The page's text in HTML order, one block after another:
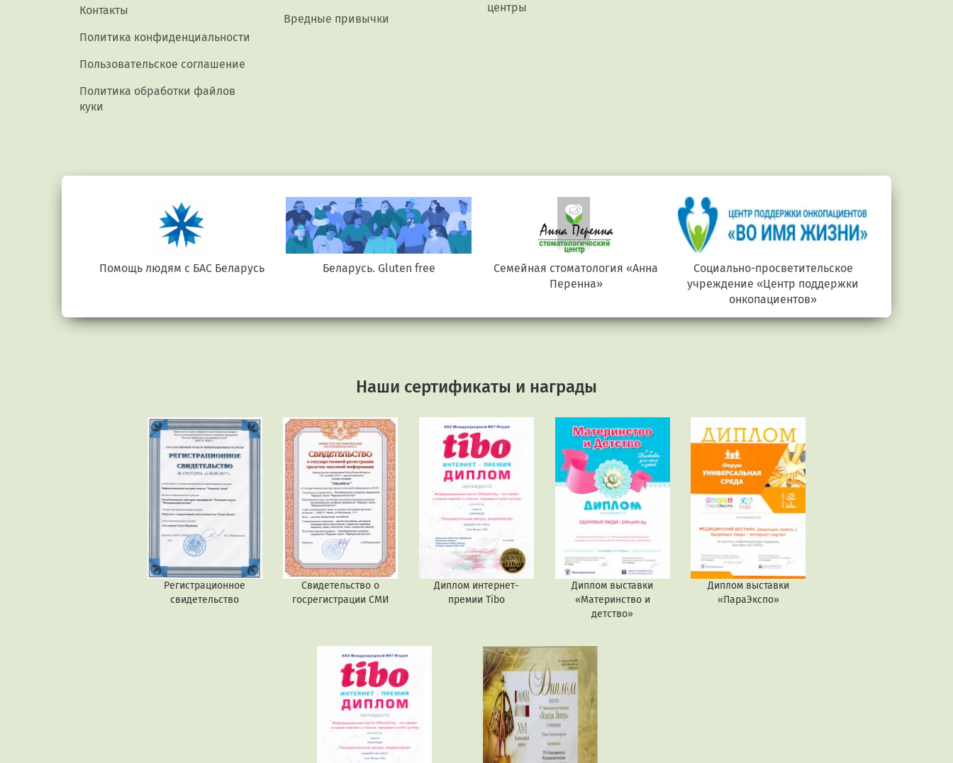
Контакты
Политика конфиденциальности
Пользовательское соглашение
Политика обработки файлов
куки
Вредные привычки
центры
Помощь людям с БАС Беларусь Беларусь. Gluten free
Семейная стоматология «Анна
Перенна»
Социально-просветительское
учреждение «Центр поддержки
онкопациентов»
Наши сертификаты и награды
Регистрационное
свидетельство
Свидетельство о
госрегистрации СМИ
Диплом интернет-
премии Tibo
Диплом выставки
«Материнство и
детство»
Диплом выставки
«ПараЭкспо»